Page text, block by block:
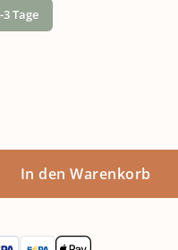
Tage
den
In den Warenkorb